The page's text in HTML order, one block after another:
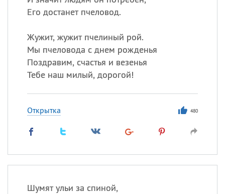
Его достанет пчеловод.
Жужит, жужит пчелиный рой.
Мы пчеловода с днем рожденья
Поздравим, счастья и везенья
Тебе наш милый, дорогой!
Открытка 480
Шумят ульи за спиной,